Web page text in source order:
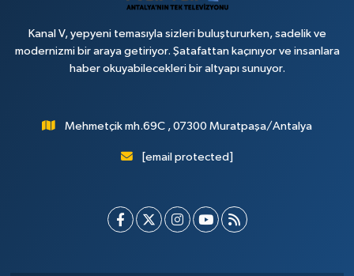
Kanal V, yepyeni temasıyla sizleri buluştururken, sadelik ve
modernizmi bir araya getiriyor. Şatafattan kaçınıyor ve insanlara
haber okuyabilecekleri bir altyapı sunuyor.
Mehmetçik mh.69C , 07300 Muratpaşa/Antalya
[email protected]